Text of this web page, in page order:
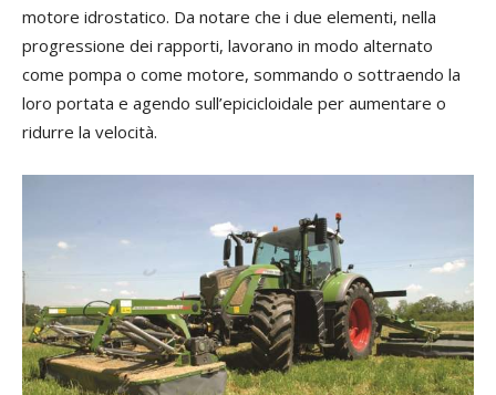
motore idrostatico. Da notare che i due elementi, nella
progressione dei rapporti, lavorano in modo alternato
come pompa o come motore, sommando o sottraendo la
loro portata e agendo sull’epicicloidale per aumentare o
ridurre la velocità.